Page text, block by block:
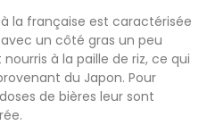
la française est caractérisée
avec un côté gras un peu
à la paille de riz, ce qui
du Japon. Pour
de bières leur sont